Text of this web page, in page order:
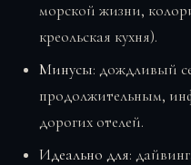
морской жизни,
креольская кухня).
Минусы: дождливый
продолжительным,
дорогих отелей.
Идеально для: